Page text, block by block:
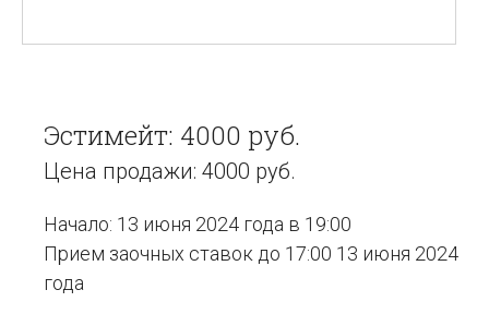
Эстимейт: 4000 руб.
Цена продажи: 4000 руб.
Начало: 13 июня 2024 года в 19:00
Прием заочных ставок до 17:00 13 июня 2024
года